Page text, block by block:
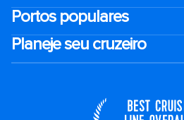
Portos populares
Planeje seu cruzeiro